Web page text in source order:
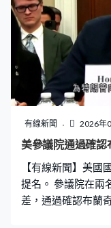
有線新聞 2026年
美參議院通過確
【有線新聞】美國
提名。 參議院在兩
差，通過確認布蘭